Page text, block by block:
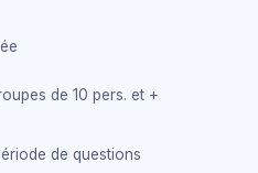
privée
de 10 pers. et +
de questions